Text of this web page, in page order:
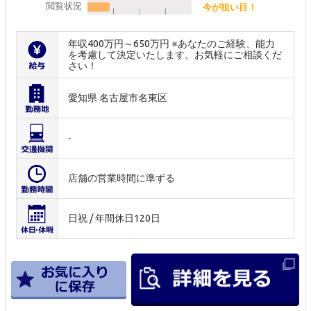
閲覧状況 今が狙い目！
年収400万円～650万円 ※あなたのご経験、能力
を考慮して決定いたします。お気軽にご相談くだ
さい！
愛知県 名古屋市名東区
-
店舗の営業時間に準ずる
日祝 / 年間休日120日